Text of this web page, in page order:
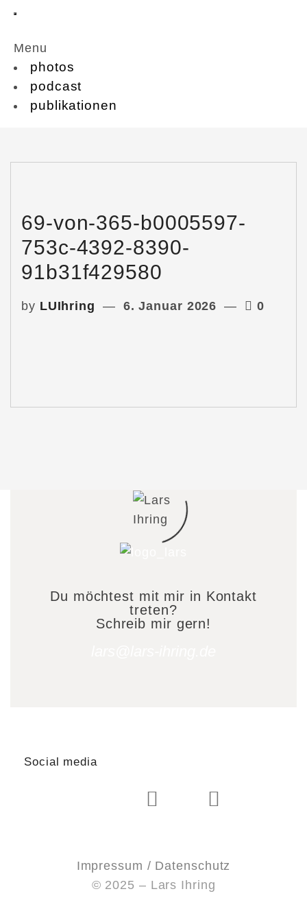
Menu
photos
podcast
publikationen
69-von-365-b0005597-
753c-4392-8390-
91b31f429580
by LUIhring 6. Januar 2026 0
Du möchtest mit mir in Kontakt
treten?
Schreib mir gern!
Social media
Impressum / Datenschutz
© 2025 – Lars Ihring